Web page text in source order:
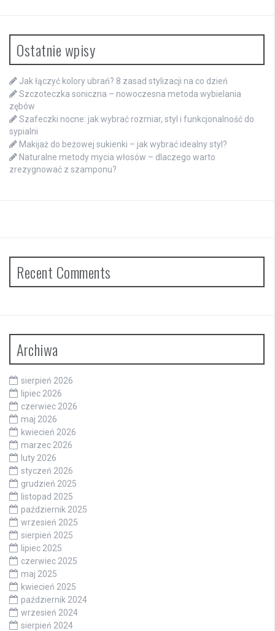
Ostatnie wpisy
Jak łączyć kolory ubrań? 8 zasad stylizacji na co dzień
Szczoteczka soniczna – nowoczesna metoda wybielania
zębów
Szafeczki nocne: jak wybrać rozmiar, styl i funkcjonalność do
sypialni
Makijaż do beżowej sukienki – jak wybrać idealny styl?
Naturalne metody mycia włosów – dlaczego warto
zrezygnować z szamponu?
Recent Comments
Archiwa
sierpień 2026
lipiec 2026
czerwiec 2026
maj 2026
kwiecień 2026
marzec 2026
luty 2026
styczeń 2026
grudzień 2025
listopad 2025
październik 2025
wrzesień 2025
sierpień 2025
lipiec 2025
czerwiec 2025
maj 2025
kwiecień 2025
październik 2024
wrzesień 2024
sierpień 2024